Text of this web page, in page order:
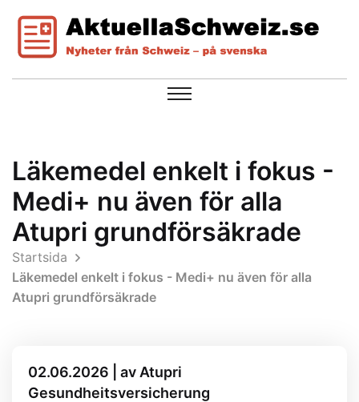
Läkemedel enkelt i fokus -
Medi+ nu även för alla
Atupri grundförsäkrade
Startsida
Läkemedel enkelt i fokus - Medi+ nu även för alla
Atupri grundförsäkrade
02.06.2026 | av Atupri
Gesundheitsversicherung